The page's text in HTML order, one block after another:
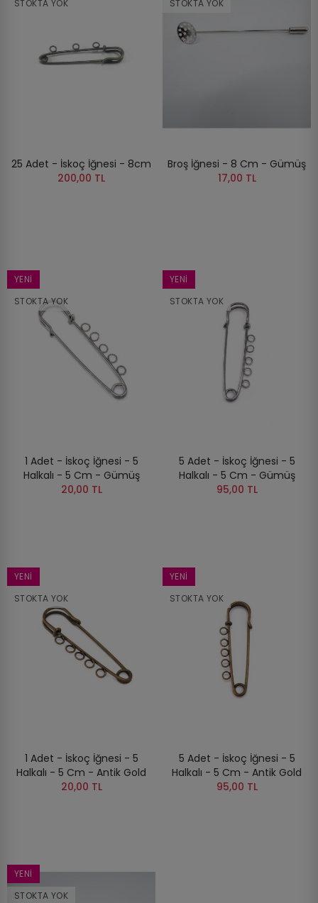
STOKTA YOK
25 Adet - İskoç İğnesi - 8cm
200,00 TL
STOKTA YOK
Broş İğnesi - 8 Cm - Gümüş
17,00 TL
YENI
STOKTA YOK
1 Adet - İskoç İğnesi - 5
Halkalı - 5 Cm - Gümüş
20,00 TL
YENI
STOKTA YOK
5 Adet - İskoç İğnesi - 5
Halkalı - 5 Cm - Gümüş
95,00 TL
YENI
STOKTA YOK
1 Adet - İskoç İğnesi - 5
Halkalı - 5 Cm - Antik Gold
20,00 TL
YENI
STOKTA YOK
5 Adet - İskoç İğnesi - 5
Halkalı - 5 Cm - Antik Gold
95,00 TL
YENI
STOKTA YOK